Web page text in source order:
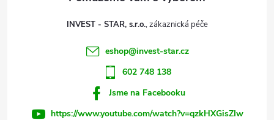
INVEST - STAR, s.r.o.
eshop@invest-star.cz
602 748 138
Jsme na Facebooku
https://www.youtube.com/watch?v=qzkHXGisZIw